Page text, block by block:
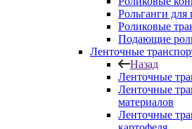
Рольганги для
Роликовые
Подающие
Ленточные
Назад
Ленточные
Ленточные
материалов
Ленточные